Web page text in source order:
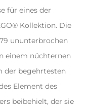
für eines der
Kollektion. Die
ununterbrochen
einem nüchternen
der begehrtesten
Element des
beibehielt, der sie